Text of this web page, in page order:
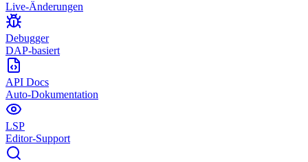
Live-Änderungen
Debugger
DAP-basiert
API Docs
Auto-Dokumentation
LSP
Editor-Support